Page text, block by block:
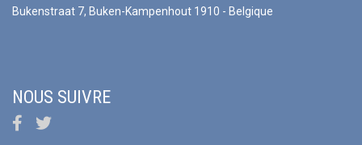
Bukenstraat 7, Buken-Kampenhout 1910 - Belgique
NOUS SUIVRE